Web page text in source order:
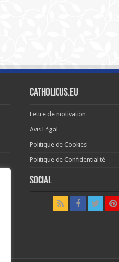
Catholicus.eu
Lettre de motivation
Avis Légal
Politique de Cookies
Politique de Confidentialité
Social